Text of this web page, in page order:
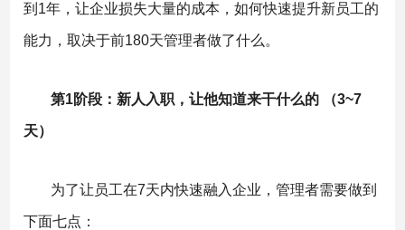
到1年，让企业损失大量的成本，如何快速提升新员工的
能力，取决于前180天管理者做了什么。
第1阶段：新人入职，让他知道来干什么的 （3~7
天）
为了让员工在7天内快速融入企业，管理者需要做到
下面七点：